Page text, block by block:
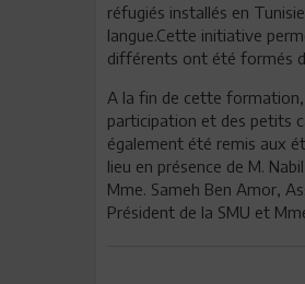
réfugiés installés en
langue.Cette initiative
différents ont été formés
A la fin de cette
participation et des petits
également été remis aux
lieu en présence de M.
Mme. Sameh Ben Amor,
Président de la SMU et